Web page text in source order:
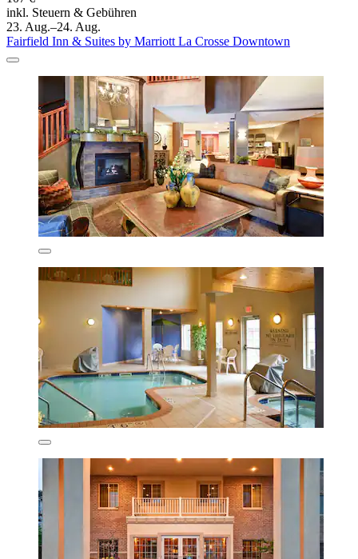
inkl. Steuern & Gebühren
23. Aug.–24. Aug.
Fairfield Inn & Suites by Marriott La Crosse Downtown